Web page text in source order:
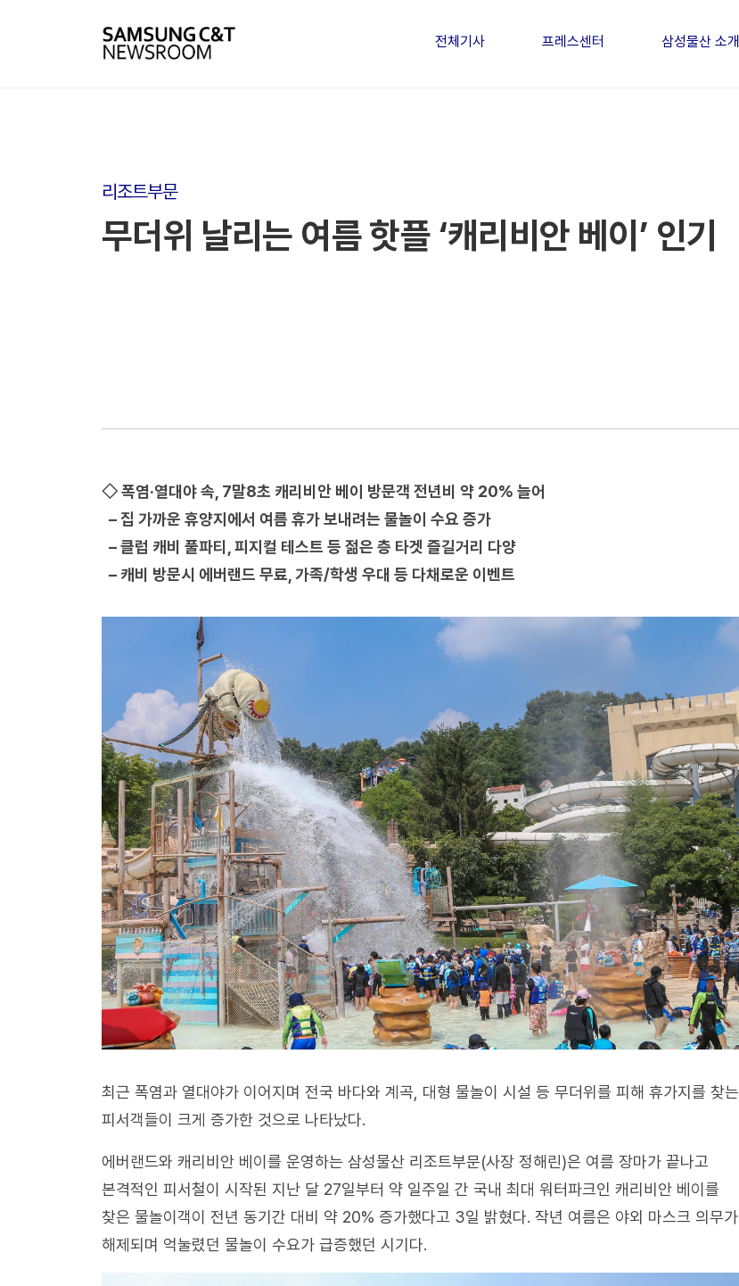
전체기사 프레스센터 삼성물산 소개
리조트부문
무더위 날리는 여름 핫플 ‘캐리비안 베이’ 인기
◇ 폭염·열대야 속, 7말8초 캐리비안 베이 방문객 전년비 약 20% 늘어
– 집 가까운 휴양지에서 여름 휴가 보내려는 물놀이 수요 증가
– 클럽 캐비 풀파티, 피지컬 테스트 등 젊은 층 타겟 즐길거리 다양
– 캐비 방문시 에버랜드 무료, 가족/학생 우대 등 다채로운 이벤트
최근 폭염과 열대야가 이어지며 전국 바다와 계곡, 대형 물놀이 시설 등 무더위를 피해 휴가지를 찾는
피서객들이 크게 증가한 것으로 나타났다.
에버랜드와 캐리비안 베이를 운영하는 삼성물산 리조트부문(사장 정해린)은 여름 장마가 끝나고
본격적인 피서철이 시작된 지난 달 27일부터 약 일주일 간 국내 최대 워터파크인 캐리비안 베이를
찾은 물놀이객이 전년 동기간 대비 약 20% 증가했다고 3일 밝혔다. 작년 여름은 야외 마스크 의무가
해제되며 억눌렸던 물놀이 수요가 급증했던 시기다.